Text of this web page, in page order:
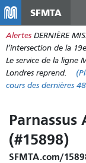
SFMTA
Alertes DERNIÈRE
l’intersection de la
Le service de la ligne
Londres reprend.
cours des dernières
(#15898)
SFMTA.com/